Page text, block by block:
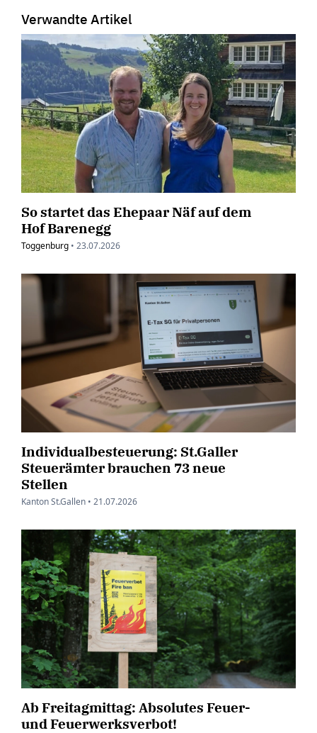
Verwandte Artikel
So startet das Ehepaar Näf auf dem
Hof Barenegg
Toggenburg • 23.07.2026
Individualbesteuerung: St.Galler
Steuerämter brauchen 73 neue
Stellen
Kanton St.Gallen • 21.07.2026
Ab Freitagmittag: Absolutes Feuer-
und Feuerwerksverbot!